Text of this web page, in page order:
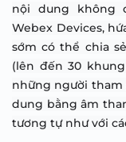
nội dung không
Webex Devices,
sớm có thể chia
(lên đến 30
những người tham
dung bằng âm
tương tự như với